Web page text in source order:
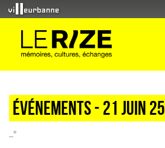
Événements - 21 Juin 25
_*